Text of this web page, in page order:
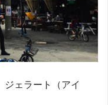
ジェラート（アイ